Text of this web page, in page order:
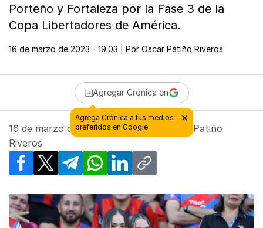
Porteño y Fortaleza por la Fase 3 de la
Copa Libertadores de América.
16 de marzo de 2023 - 19:03 | Por Oscar Patiño Riveros
Agregar Crónica en
Agrega Crónica a tus medios
preferidos en Google
×
16 de marzo de 2023 - 19:03| Por
Oscar Patiño
Riveros
Facebook
X TelegramWhatsApp
LinkedInCopy link